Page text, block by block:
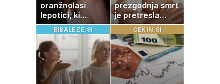
oranžnolasi
lepotici, ki
navdušuje s
skrivnostno
vlogo
prezgodnja smrt
je pretresla
modni svet: za
slavo se je
skrivala
tragedija
BIBALEZE.SI CEKIN.SI